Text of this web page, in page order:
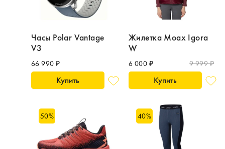
Часы Polar Vantage
V3
66 990 ₽
Купить
Жилетка Moax Igora
W
6 000 ₽ 9 999 ₽
Купить
50% 40%